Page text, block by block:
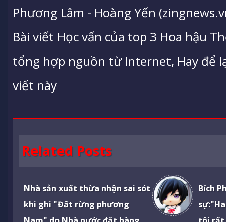
Phương Lâm - Hoàng Yến
Bài viết Học vấn của top 3 Hoa hậu
tổng hợp nguồn từ Internet, Hay để
viết này
Related Posts
Nhà sản xuất thừa nhận sai sót
khi ghi "Đất rừng phương
Bích